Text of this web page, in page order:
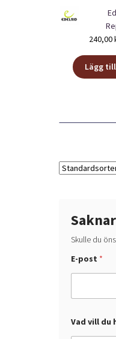
240,00
Lägg
Skulle du
-
t
a
E-post *
Vad vill du